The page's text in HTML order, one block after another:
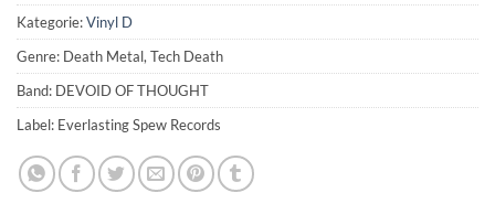
Kategorie:Vinyl D
Genre: Death Metal, Tech Death
Band: DEVOID OF THOUGHT
Label: Everlasting Spew Records